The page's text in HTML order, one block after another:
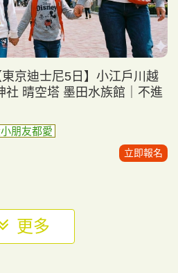
東京迪士尼5日】小江戶川越
社 晴空塔 墨田水族館｜不進
朋友都愛
立即報名
更多